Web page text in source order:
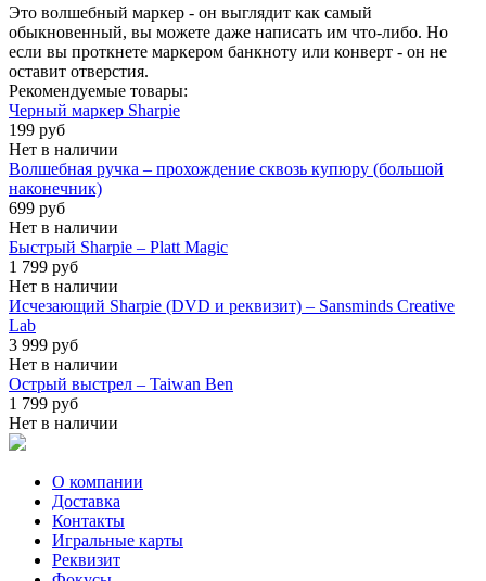
Это волшебный маркер - он выглядит как самый
обыкновенный, вы можете даже написать им что-либо. Но
если вы проткнете маркером банкноту или конверт - он не
оставит отверстия.
Рекомендуемые товары:
Черный маркер Sharpie
199 руб
Нет в наличии
Волшебная ручка – прохождение сквозь купюру (большой
наконечник)
699 руб
Нет в наличии
Быстрый Sharpie – Platt Magic
1 799 руб
Нет в наличии
Исчезающий Sharpie (DVD и реквизит) – Sansminds Creative
Lab
3 999 руб
Нет в наличии
Острый выстрел – Taiwan Ben
1 799 руб
Нет в наличии
О компании
Доставка
Контакты
Игральные карты
Реквизит